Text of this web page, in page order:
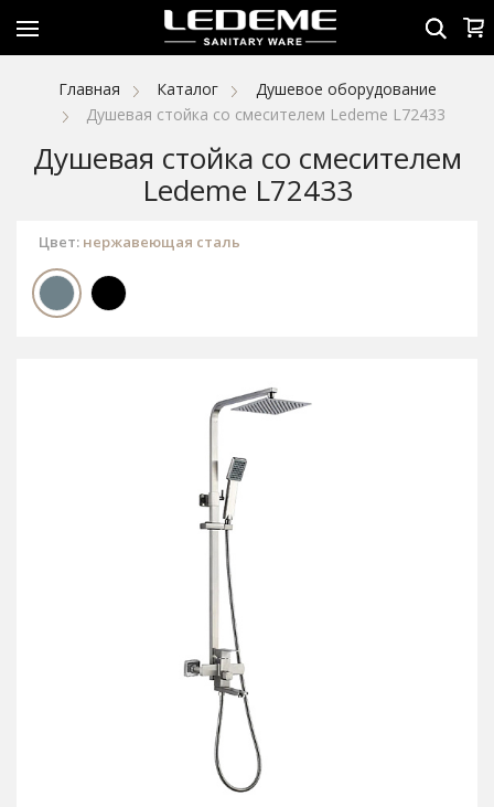
Главная Каталог
Душевое оборудование
Душевая стойка со смесителем Ledeme L72433
Душевая стойка со смесителем
Ledeme L72433
Цвет: нержавеющая сталь